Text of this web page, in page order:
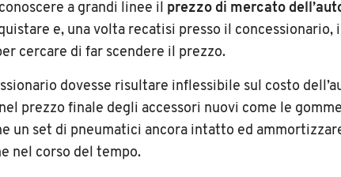
a grandi linee il prezzo di mercato
e, una volta recatisi presso il concessionario,
cercare di far scendere il prezzo.
dovesse risultare inflessibile sul costo
prezzo finale degli accessori nuovi come le
un set di pneumatici ancora intatto ed
nel corso del tempo.